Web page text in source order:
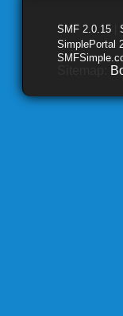
SMF 2.0.15
SimplePortal